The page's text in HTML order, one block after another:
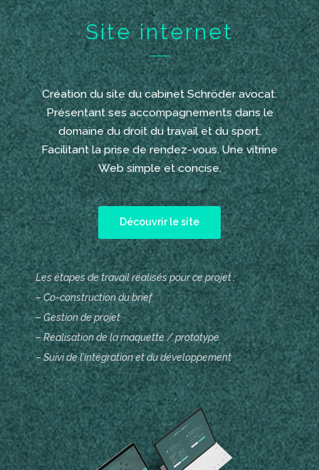
Site internet
Création du site du cabinet Schröder avocat.
Présentant ses accompagnements dans le
domaine du droit du travail et du sport.
Facilitant la prise de rendez-vous. Une vitrine
Web simple et concise.
Découvrir le site
Les étapes de travail réalisés pour ce projet :
– Co-construction du brief
– Gestion de projet
– Réalisation de la maquette / prototype
– Suivi de l’intégration et du développement